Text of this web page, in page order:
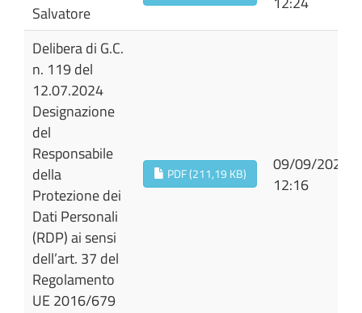
Salvatore
Delibera di G.C.
n. 119 del
12.07.2024
Designazione
del
Responsabile
della
Protezione dei
Dati Personali
(RDP) ai sensi
dell’art. 37 del
Regolamento
UE 2016/679
PDF (211,19 KB)
09/09/2024
12:16